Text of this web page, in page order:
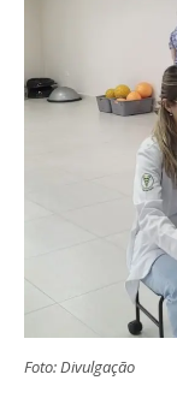
Foto: Divulgação